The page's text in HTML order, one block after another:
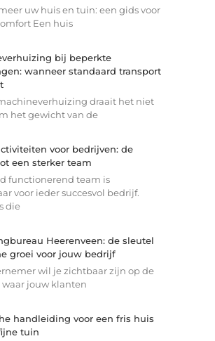
uw huis en tuin: een gids voor
Een huis
bij beperkte
wanneer standaard transport
draait het niet
het gewicht van de
voor bedrijven: de
een sterker team
functionerend team is
voor ieder succesvol bedrijf.
die
Heerenveen: de sleutel
groei voor jouw bedrijf
wil je zichtbaar zijn op de
jouw klanten
handleiding voor een fris huis
tuin